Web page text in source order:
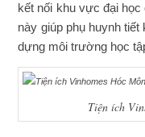
kết nối khu vực đại
này giúp phụ huynh
dựng môi trường học
Tiện ích